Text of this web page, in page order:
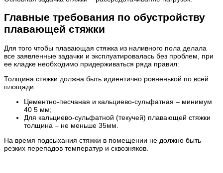
Главные требования по обустройству
плавающей стяжки
Для того чтобы плавающая стяжка из наливного пола делала
все заявленные задачки и эксплуатировалась без проблем, при
ее кладке необходимо придерживаться ряда правил:
Толщина стяжки должна быть идиентично ровненькой по всей
площади:
Цементно-песчаная и кальциево-сульфатная – минимум
40 5 мм;
Для кальциево-сульфатной (текучей) плавающей стяжки
толщина – не меньше 35мм.
На время подсыхания стяжки в помещении не должно быть
резких перепадов температур и сквозняков.